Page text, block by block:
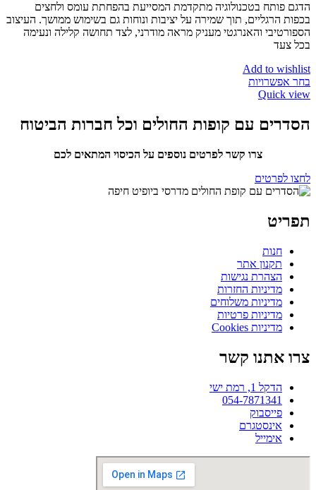
הדגם פותח בטכנולוגיה מתקדמת המסייעת בהפחתת עומס ולחצים
בכפות הרגליים, תוך שמירה על יציבות ונוחות גם בשימוש ממושך. העיצוב
הספורטיבי והאנרגטי מעניק מראה מודרני, לצד תחושה קלילה ונעימה
בכל צעד
Add to wishlist
בחר אפשרויות
Quick view
הסדרים עם קופות החולים וכל חברות הביטוח
צרו קשר לפרטים נוספים על הכיסוי המתאים לכם
לחצו לפרטים
תפריט
חנות
תקנון אתר
הצהרת נגישות
מדיניות החזרות
מדיניות משלוחים
מדיניות פרטיות
מדיניות Cookies
צרו אתנו קשר
הדקל 1, רמת ישי
054-7871341
פייסבוק
אינסטגרם
אימייל